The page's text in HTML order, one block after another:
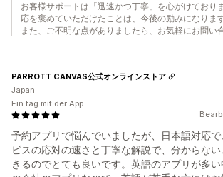
お客様サポートは「迅速かつ丁寧」を心がけており
応を褒めていただけたことは、今後の励みになります
また、ご不明な点がありましたら、お気軽にお問い
予約アプリで悩んでいましたが、日本語対応
ビスの応対の速さと丁寧な解説で、分からな
きるのでとても良いです。英語のアプリが多
PARROTT CANVAS公式オンラインストア
Japan
Ein tag mit der App